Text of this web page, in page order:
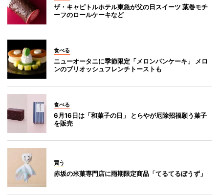
ザ・キャピトルホテル東急が父の日スイーツ 葉巻モチ
ーフのロールケーキなど
食べる
ニューオータニに季節限定「メロンパンケーキ」 メロ
ンのブリオッシュフレンチトーストも
食べる
6月16日は「和菓子の日」 とらやが厄除招福願う菓子
を販売
買う
赤坂の米菓専門店に雨期限定商品「てるてるぼうず」